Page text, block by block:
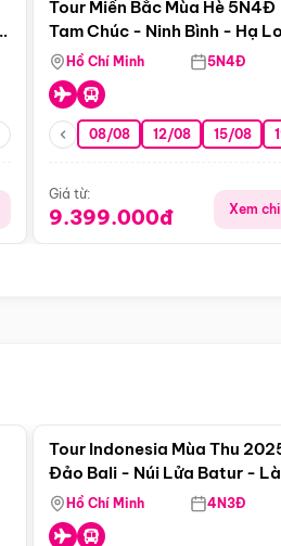
16/09 23/09 30/09 07/10
Tour Miền Bắc Mùa Hè 5N4Đ |
Tam Chúc - Ninh Bình - Hạ
Hồ Chí Minh 5N4Đ
08/08 12/08 15/08
Giá từ:
9.399.000đ Xem
Tour Indonesia Mùa Thu
Đảo Bali - Núi Lửa Batur -
Penglipuran - Trải Nghiệm
Thác
Hồ Chí Minh 4N3Đ